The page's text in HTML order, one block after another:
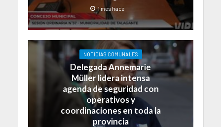
1 mes hace
NOTICIAS COMUNALES
Delegada Annemarie
Müller lidera intensa
agenda de seguridad con
operativos y
coordinaciones en toda la
provincia